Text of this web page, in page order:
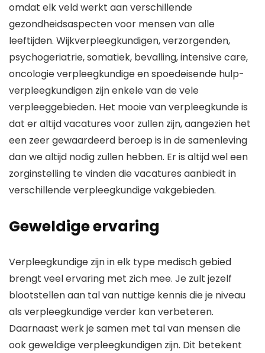
omdat elk veld werkt aan verschillende
gezondheidsaspecten voor mensen van alle
leeftijden. Wijkverpleegkundigen, verzorgenden,
psychogeriatrie, somatiek, bevalling, intensive care,
oncologie verpleegkundige en spoedeisende hulp-
verpleegkundigen zijn enkele van de vele
verpleeggebieden. Het mooie van verpleegkunde is
dat er altijd vacatures voor zullen zijn, aangezien het
een zeer gewaardeerd beroep is in de samenleving
dan we altijd nodig zullen hebben. Er is altijd wel een
zorginstelling te vinden die vacatures aanbiedt in
verschillende verpleegkundige vakgebieden.
Geweldige ervaring
Verpleegkundige zijn in elk type medisch gebied
brengt veel ervaring met zich mee. Je zult jezelf
blootstellen aan tal van nuttige kennis die je niveau
als verpleegkundige verder kan verbeteren.
Daarnaast werk je samen met tal van mensen die
ook geweldige verpleegkundigen zijn. Dit betekent